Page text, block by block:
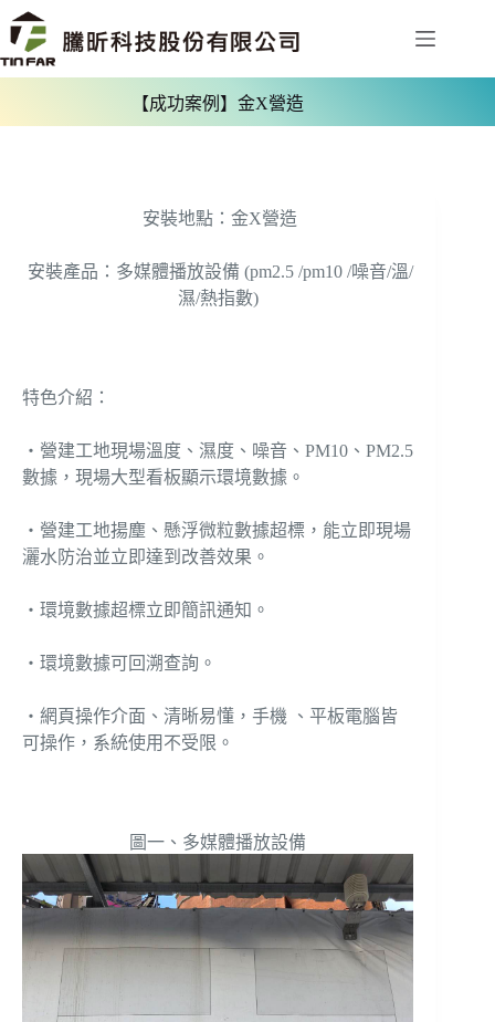
【成功案例】金X營造
安裝地點：金X營造
安裝產品：多媒體播放設備 (pm2.5 /pm10 /噪音/溫/
濕/熱指數)
特色介紹：
‧營建工地現場溫度、濕度、噪音、PM10、PM2.5
數據，現場大型看板顯示環境數據。
‧營建工地揚塵、懸浮微粒數據超標，能立即現場
灑水防治並立即達到改善效果。
‧環境數據超標立即簡訊通知。
‧環境數據可回溯查詢。
‧網頁操作介面、清晰易懂，手機 、平板電腦皆
可操作，系統使用不受限。
圖一、多媒體播放設備